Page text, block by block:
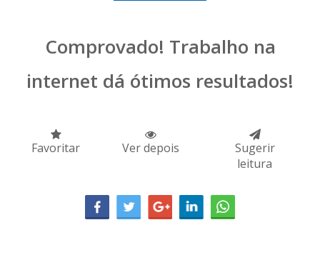
Comprovado! Trabalho na
internet dá ótimos resultados!
Favoritar Ver depois
Sugerir
leitura